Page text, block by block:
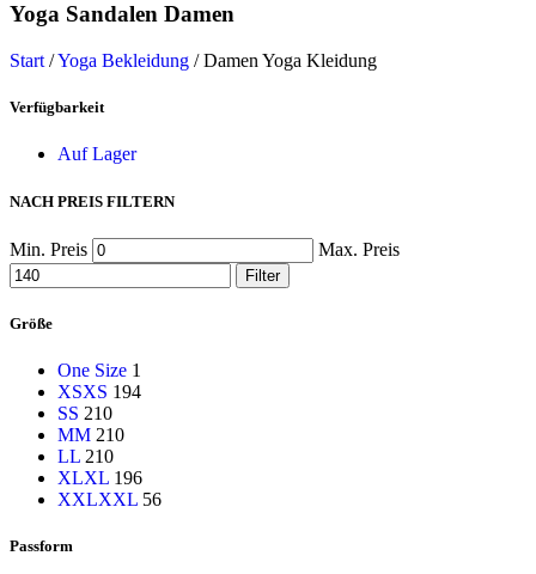
Yoga Sandalen Damen
Start /Yoga Bekleidung / Damen Yoga Kleidung
Verfügbarkeit
Auf Lager
NACH PREIS FILTERN
Min. Preis Max. Preis
Filter
Größe
One Size 1
XSXS 194
SS 210
MM 210
LL 210
XLXL 196
XXLXXL 56
Passform